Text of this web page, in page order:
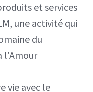
et services
une activité qui
du
l'Amour
vie avec le